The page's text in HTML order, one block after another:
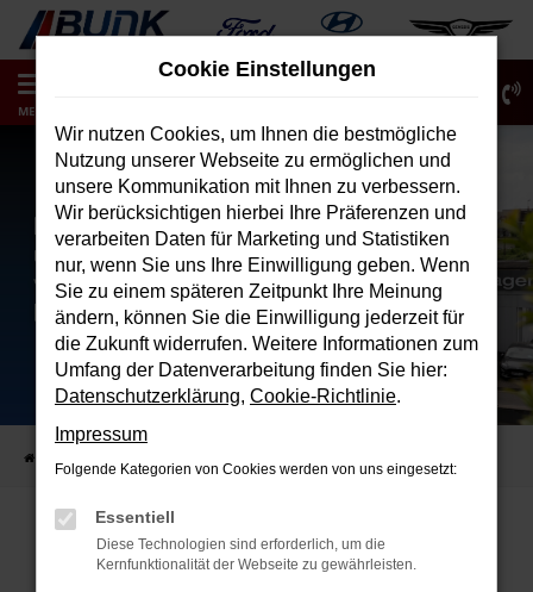
Zum
Hauptinhalt
springen
MENÜ
Fahrzeugbestand
Cookie Einstellungen
Wir nutzen Cookies, um Ihnen die bestmögliche
Nutzung unserer Webseite zu ermöglichen und
unsere Kommunikation mit Ihnen zu verbessern.
Wir berücksichtigen hierbei Ihre Präferenzen und
verarbeiten Daten für Marketing und Statistiken
nur, wenn Sie uns Ihre Einwilligung geben. Wenn
Sie zu einem späteren Zeitpunkt Ihre Meinung
ändern, können Sie die Einwilligung jederzeit für
die Zukunft widerrufen. Weitere Informationen zum
Umfang der Datenverarbeitung finden Sie hier:
Datenschutzerklärung, Cookie-Richtlinie.
Impressum
Folgende Kategorien von Cookies werden von uns eingesetzt:
Essentiell
Diese Technologien sind erforderlich, um die
Kernfunktionalität der Webseite zu gewährleisten.